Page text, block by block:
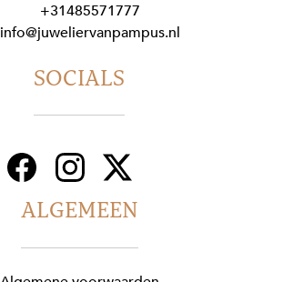
+31485571777
info@juweliervanpampus.nl
ALGEMEEN
SOCIALS